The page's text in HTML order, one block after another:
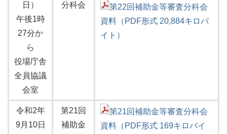
日）
午後1時
27分か
ら
役場庁舎
全員協議
会室
分科会
第22回補助金等審査分科会
資料（PDF形式 20,884キロバ
イト）
令和2年
9月10日
第21回
補助金
第21回補助金等審査分科会
資料（PDF形式 169キロバイ